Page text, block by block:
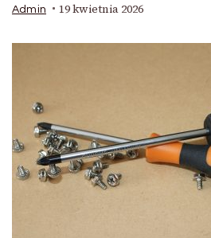
Admin 19 kwietnia 2026